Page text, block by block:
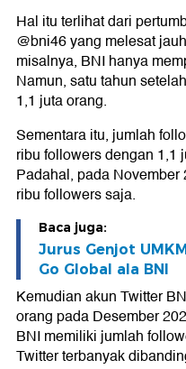
Hal itu terlihat dari
@bni46 yang melesat
misalnya, BNI hanya
Namun, satu tahun
1,1 juta orang.
Sementara itu, jumlah
ribu followers dengan 1,1
Padahal, pada
ribu followers saja.
Baca juga:
Jurus Genjot
Go Global ala BNI
Kemudian akun Twitter
orang pada Desember
BNI memiliki jumlah
Twitter terbanyak